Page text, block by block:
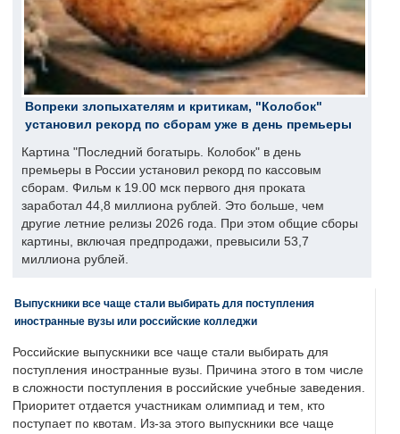
Вопреки злопыхателям и критикам, "Колобок"
установил рекорд по сборам уже в день премьеры
Картина "Последний богатырь. Колобок" в день
премьеры в России установил рекорд по кассовым
сборам. Фильм к 19.00 мск первого дня проката
заработал 44,8 миллиона рублей. Это больше, чем
другие летние релизы 2026 года. При этом общие сборы
картины, включая предпродажи, превысили 53,7
миллиона рублей.
Выпускники все чаще стали выбирать для поступления
иностранные вузы или российские колледжи
Российские выпускники все чаще стали выбирать для
поступления иностранные вузы. Причина этого в том числе
в сложности поступления в российские учебные заведения.
Приоритет отдается участникам олимпиад и тем, кто
поступает по квотам. Из-за этого выпускники все чаще